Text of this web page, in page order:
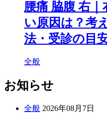
腰痛 脇腹 右
い原因は？考
法・受診の目
全般
お知らせ
全般 2026年08月7日